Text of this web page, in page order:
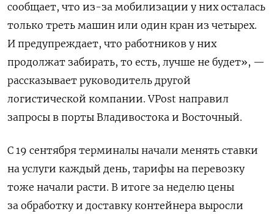
сообщает, что из-за мобилизации у них осталась
только треть машин или один кран из четырех.
И предупреждает, что работников у них
продолжат забирать, то есть, лучше не будет», —
рассказывает руководитель другой
логистической компании. VPost направил
запросы в порты Владивостока и Восточный.
С 19 сентября терминалы начали менять ставки
на услуги каждый день, тарифы на перевозку
тоже начали расти. В итоге за неделю цены
за обработку и доставку контейнера выросли